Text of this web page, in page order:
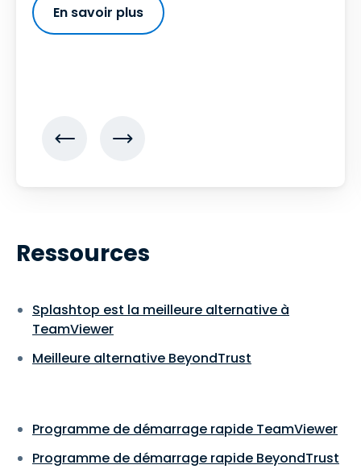
En savoir plus
Ressources
Splashtop est la meilleure alternative à
TeamViewer
Meilleure alternative BeyondTrust
Programme de démarrage rapide TeamViewer
Programme de démarrage rapide BeyondTrust